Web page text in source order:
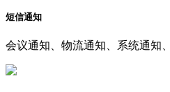
短信通知
会议通知、物流通知、系统通知